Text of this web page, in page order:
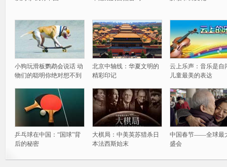
小狗玩滑板鹦鹉会说话 动
物们的聪明你绝对想不到
北京中轴线：华夏文明的
精彩印记
云上乐声：音乐是自
儿童最美的表达
乒乓球在中国：“国球”背
后的秘密
大棋局：中美英苏猎杀日
本法西斯始末
中国春节——全球最
盛会